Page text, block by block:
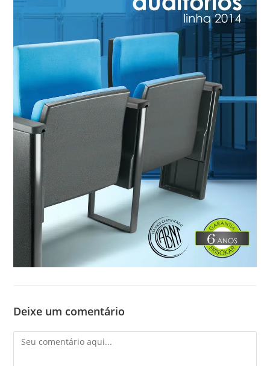
Deixe um comentário